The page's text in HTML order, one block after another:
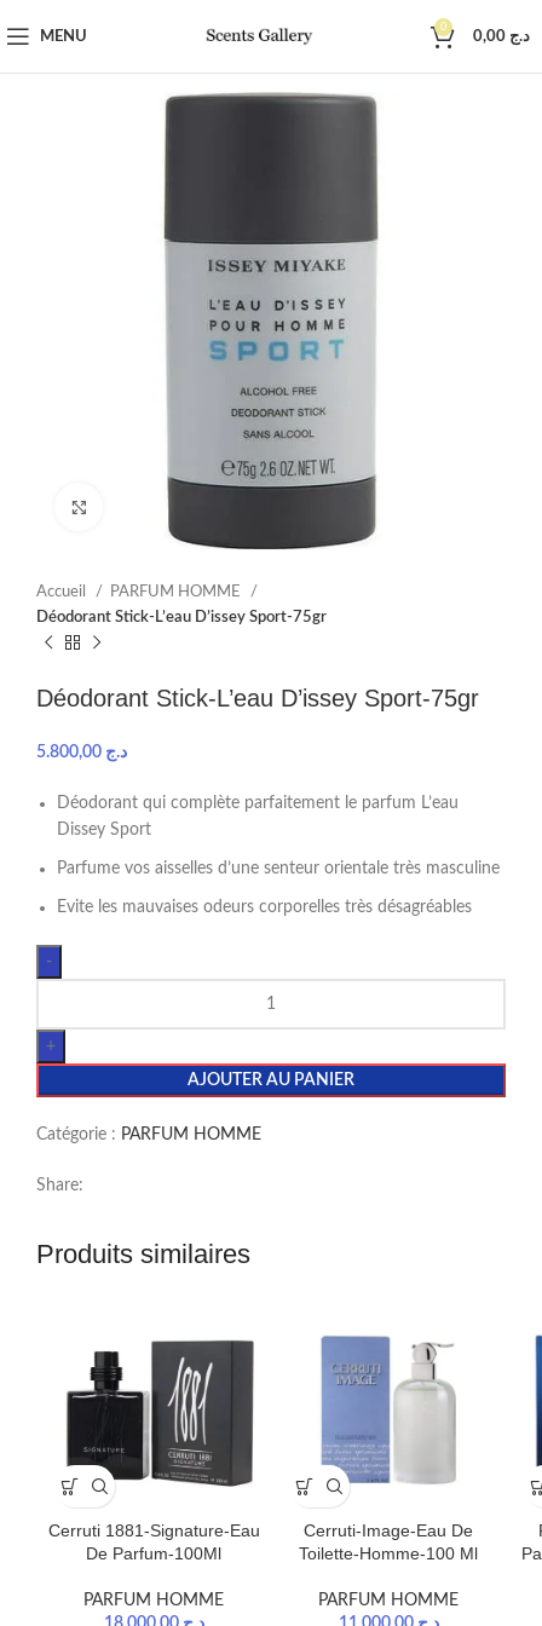
MENU
0
د.ج
Accueil
PARFUM HOMME
Déodorant Stick-L’eau D’issey Sport-75gr
Déodorant Stick-L’eau D’issey Sport-75gr
د.ج
Déodorant qui complète parfaitement le parfum L’eau
Dissey Sport
Parfume vos aisselles d’une senteur orientale très masculine
Evite les mauvaises odeurs corporelles très désagréables
AJOUTER AU PANIER
Catégorie : PARFUM HOMME
Share:
Produits similaires
Cerruti 1881-Signature-Eau
De Parfum-100Ml
PARFUM HOMME
Cerruti-Image-Eau De
Toilette-Homme-100 Ml
PARFUM HOMME